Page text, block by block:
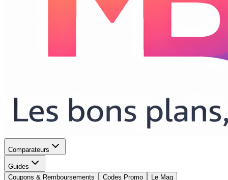
Comparateurs
Guides
Coupons & Remboursements
Codes Promo Le Mag